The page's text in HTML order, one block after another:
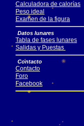
Calculadora de calorías
Peso ideal
Examen de la figura
Datos lunares
Tabla de fases lunares
Salidas y Puestas
Contacto
Contacto
Foro
Facebook